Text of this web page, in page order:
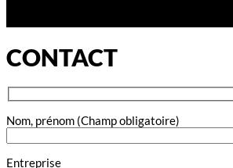
CONTACT
Nom, prénom (Champ obligatoire)
Entreprise